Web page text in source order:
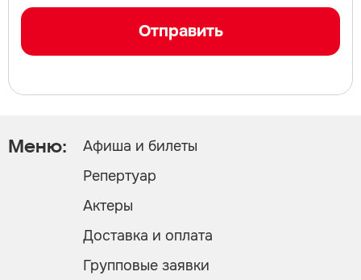
Отправить
Меню:
Афиша и билеты
Репертуар
Актеры
Доставка и оплата
Групповые заявки